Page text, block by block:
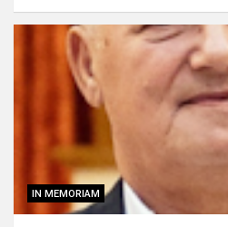
IN MEMORIAM